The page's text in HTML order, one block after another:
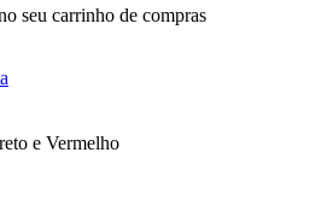
seu carrinho de compras
e Vermelho